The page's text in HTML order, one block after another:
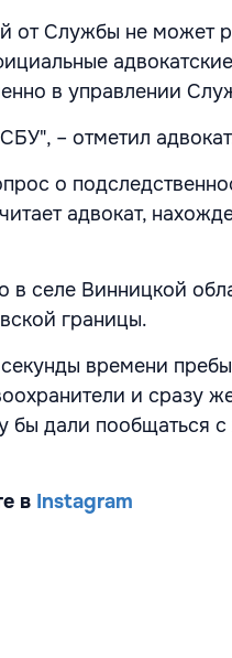
от Службы не может
в управлении
– отметил
о
адвокат,
селе Винницкой
границы.
времени
и сразу
дали пообщаться с
в Instagram